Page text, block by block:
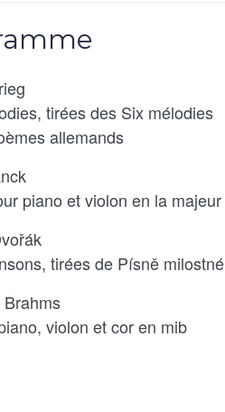
tirées des Six mélodies
allemands
piano et violon en la majeur
tirées de Písně milostné
violon et cor en mib